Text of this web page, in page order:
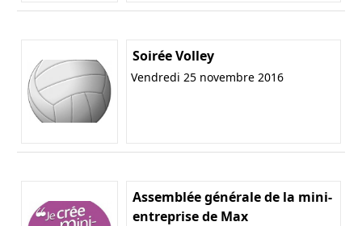
Soirée Volley
Vendredi 25 novembre 2016
Assemblée générale de la mini-
entreprise de Max